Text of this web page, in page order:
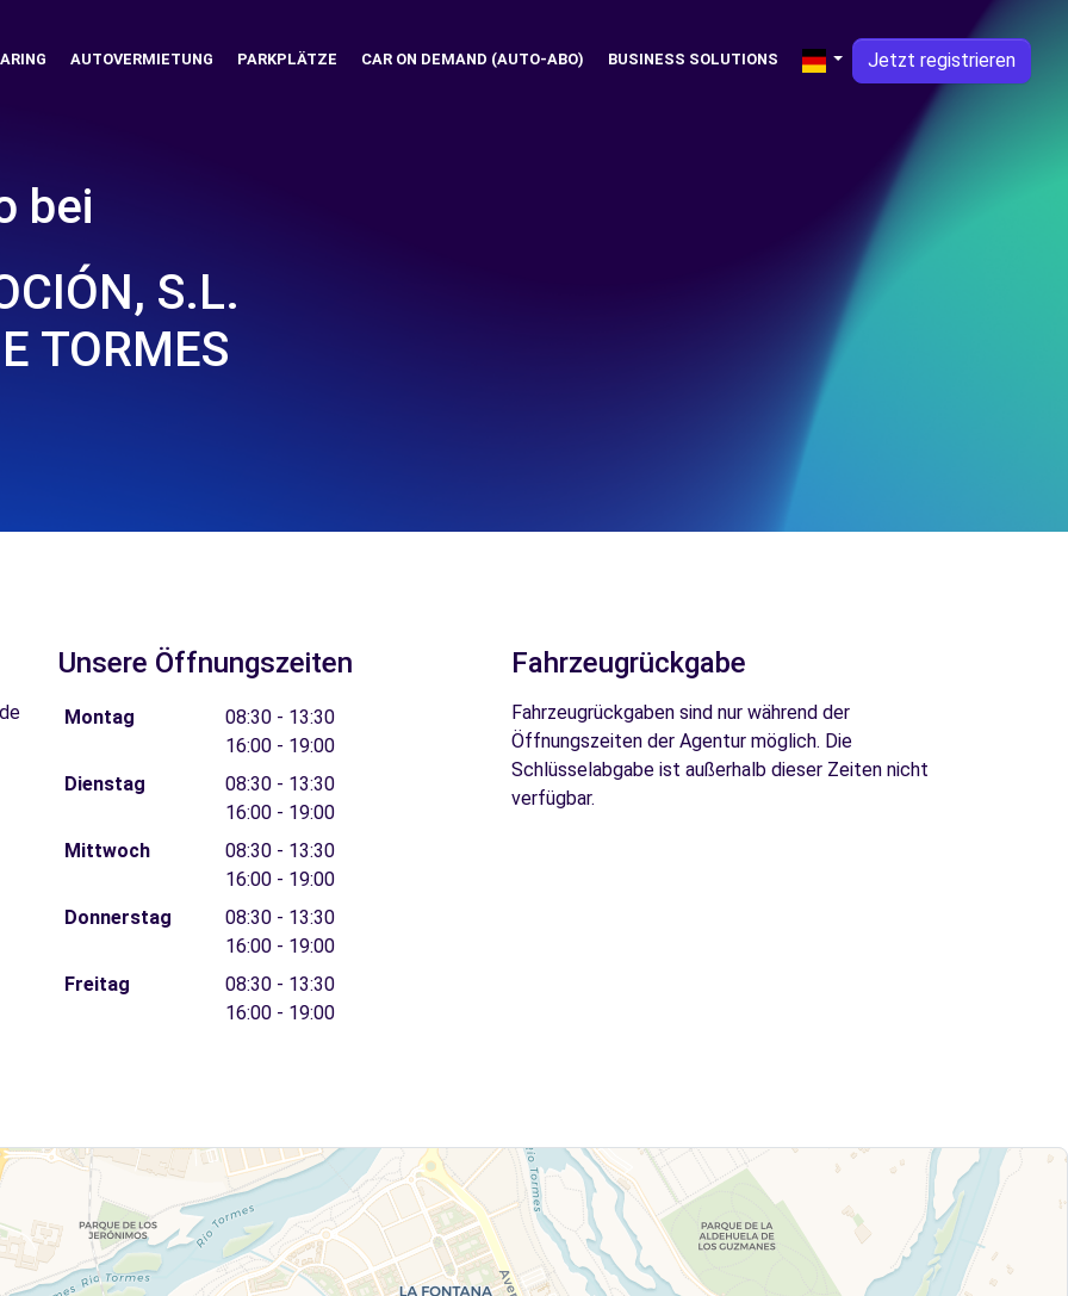
AUTOVERMIETUNG PARKPLÄTZE CAR ON DEMAND (AUTO-ABO) BUSINESS SOLUTIONS Jetzt registrieren
bei
S.L.
TORMES
Unsere Öffnungszeiten
Montag
08:30 - 13:30
16:00 - 19:00
Dienstag
08:30 - 13:30
16:00 - 19:00
Mittwoch
08:30 - 13:30
16:00 - 19:00
Donnerstag
08:30 - 13:30
16:00 - 19:00
Freitag
08:30 - 13:30
16:00 - 19:00
Fahrzeugrückgabe
Fahrzeugrückgaben sind nur während der
Öffnungszeiten der Agentur möglich. Die
Schlüsselabgabe ist außerhalb dieser Zeiten nicht
verfügbar.